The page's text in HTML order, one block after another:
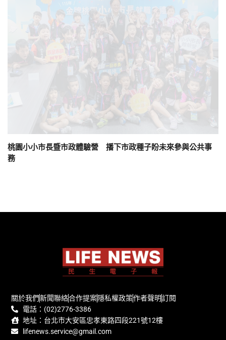
桃園小小市長暨市政體驗營 播下市政種子盼未來參與公共事
務
關於我們新聞聯絡合作提案隱私權政策作者聲明訂閱
電話：(02)2776-3386
地址：台北市大安區忠孝東路四段221號12樓
lifenews.service@gmail.com